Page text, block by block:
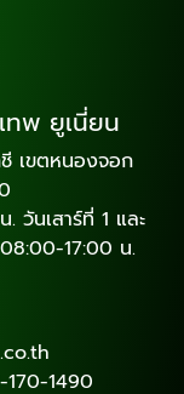
พ ยูเนี่ยน
เขตหนองจอก
วันเสาร์ที่ 1 และ
08:00-17:00 น.
170-1490